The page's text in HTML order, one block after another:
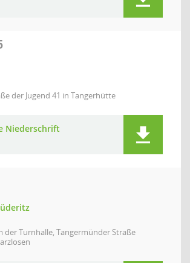
der Jugend 41 in Tangerhütte
Niederschrift
der Turnhalle, Tangermünder Straße